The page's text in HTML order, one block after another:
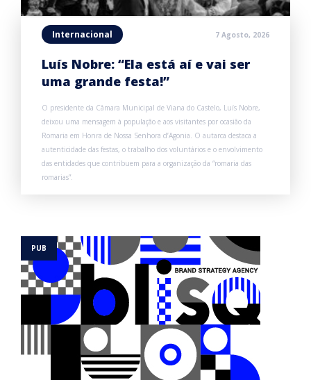
Internacional 7 Agosto, 2026
Luís Nobre: “Ela está aí e vai ser
uma grande festa!”
O presidente da Câmara Municipal de Viana do Castelo, Luís Nobre,
deixou uma mensagem à população e aos visitantes por ocasião da
Romaria em Honra de Nossa Senhora d’Agonia. O autarca destaca a
autenticidade das festas, o trabalho dos voluntários e o envolvimento
das entidades que contribuem para a organização da “romaria das
romarias”.